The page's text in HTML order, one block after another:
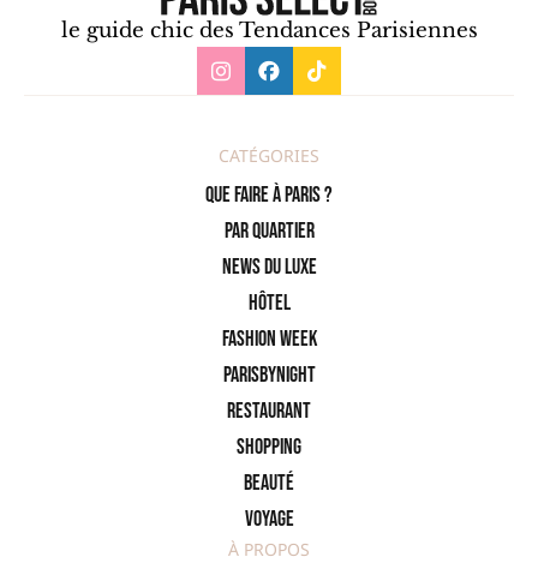
le guide chic des Tendances Parisiennes
CATÉGORIES
Que faire à Paris ?
PAR QUARTIER
News du Luxe
Hôtel
Fashion Week
ParisByNight
Restaurant
Shopping
Beauté
Voyage
À PROPOS